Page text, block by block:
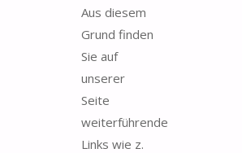
Aus diesem
Grund finden
Sie auf
unserer
Seite
weiterführende
Links wie z.